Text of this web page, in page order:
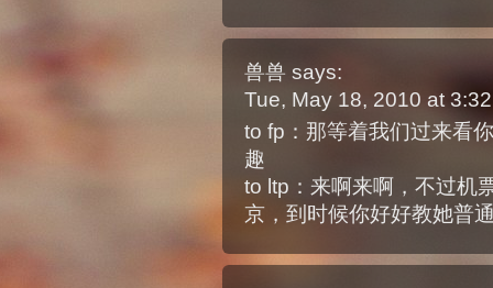
兽兽 says:
Tue, May 18, 2010 at
to fp：那等着我们过来看
趣
to ltp：来啊来啊，不过机
京，到时候你好好教她普